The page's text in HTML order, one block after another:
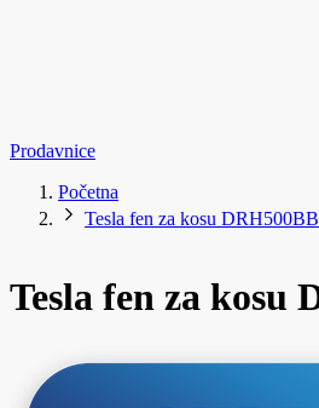
Prodavnice
Početna
Tesla fen za kosu
Tesla fen za kosu